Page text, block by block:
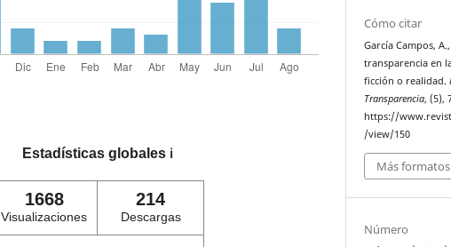
Estadísticas globales ℹ️
1668
Visualizaciones
214
Descargas
Cómo citar
García Campos,
transparencia en
ficción o realidad.
Transparencia, (5),
https://
/view/150
Más
Número